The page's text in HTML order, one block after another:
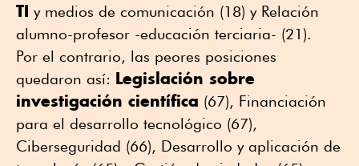
TI y medios de comunicación (18) y Relación
alumno-profesor -educación terciaria- (21).
Por el contrario, las peores posiciones
quedaron así: Legislación sobre
investigación científica (67), Financiación
para el desarrollo tecnológico (67),
Ciberseguridad (66), Desarrollo y aplicación de